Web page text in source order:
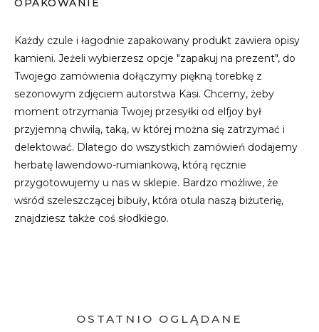
OPAKOWANIE
Każdy czule i łagodnie zapakowany produkt zawiera opisy
kamieni. Jeżeli wybierzesz opcje "zapakuj na prezent", do
Twojego zamówienia dołączymy piękną torebkę z
sezonowym zdjęciem autorstwa Kasi. Chcemy, żeby
moment otrzymania Twojej przesyłki od elfjoy był
przyjemną chwilą, taką, w której można się zatrzymać i
delektować. Dlatego do wszystkich zamówień dodajemy
herbatę lawendowo-rumiankową, którą ręcznie
przygotowujemy u nas w sklepie. Bardzo możliwe, że
wśród szeleszczącej bibuły, która otula naszą biżuterię,
znajdziesz także coś słodkiego.
OSTATNIO OGLĄDANE